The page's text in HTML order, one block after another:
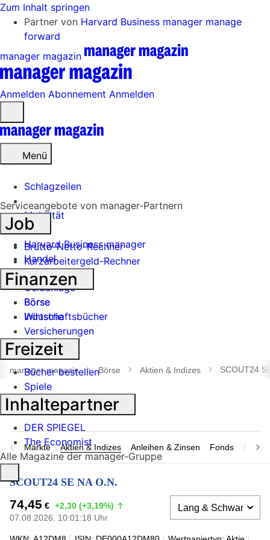
Zum Inhalt springen
Partner von Harvard Business manager manage
forward
manager magazin
Anmelden Abonnement Anmelden
öffnen
Menü
Schlagzeilen
Mobilität
Tech
Harvard Business manager
Handel
Banken
Geldanlage
Börse
Industrie
Suche
öffnen
manager magazin Börse Aktien & Indizes SCOUT24
Märkte Aktien & Indizes Anleihen & Zinsen Fonds
SCOUT24 SE NA O.N.
74,45 € +2,30 (+3,19%)
07.08.2026, 10:01:18 Uhr
Serviceangebote von manager-Partnern
Job
Brutto-Netto-Rechner
Kurzarbeitergeld-Rechner
Finanzen
Börse
Wirtschaftsbücher
Versicherungen
Freizeit
Bücher bestellen
Spiele
Inhaltepartner
DER SPIEGEL
The Economist
Alle Magazine der manager-Gruppe